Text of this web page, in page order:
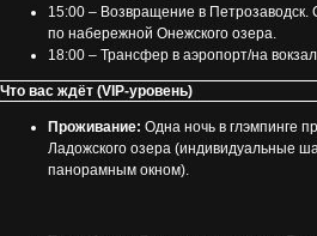
15:00 – Возвращение в Петрозаводск.
по набережной Онежского озера.
18:00 – Трансфер в аэропорт/на
Что вас ждёт (VIP-уровень)
Проживание: Одна ночь в глэмпинге
Ладожского озера (индивидуальные
панорамным окном).